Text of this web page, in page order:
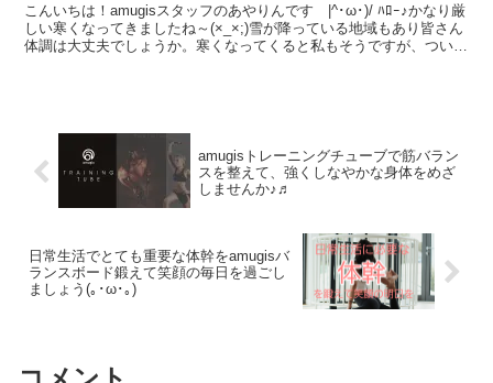
こんいちは！amugisスタッフのあやりんです |^･ω･)/ ﾊﾛｰ♪かなり厳
しい寒くなってきましたね～(×_×;)雪が降っている地域もあり皆さん
体調は大丈夫でしょうか。寒くなってくると私もそうですが、ついつ
amugisトレーニングチューブで筋バラン
スを整えて、強くしなやかな身体をめざ
しませんか♪♬
日常生活でとても重要な体幹をamugisバ
ランスボード鍛えて笑顔の毎日を過ごし
ましょう(｡･ω･｡)